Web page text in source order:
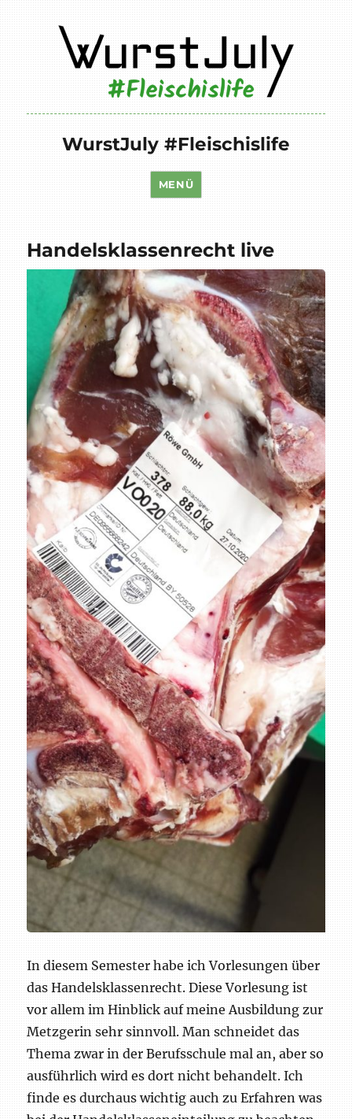
WurstJuly #Fleischislife
MENÜ
Handelsklassenrecht live
In diesem Semester habe ich Vorlesungen über
das Handelsklassenrecht. Diese Vorlesung ist
vor allem im Hinblick auf meine Ausbildung zur
Metzgerin sehr sinnvoll. Man schneidet das
Thema zwar in der Berufsschule mal an, aber so
ausführlich wird es dort nicht behandelt. Ich
finde es durchaus wichtig auch zu Erfahren was